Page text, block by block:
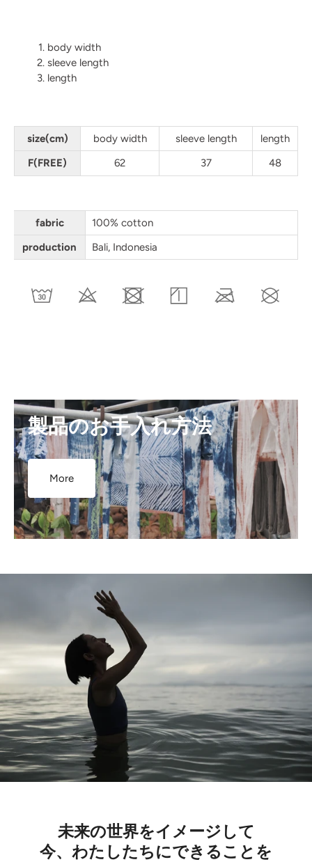
body width
sleeve length
length
size(cm) body width sleeve length
length
F(FREE)
62 37 48
fabric
100% cotton
production
Bali, Indonesia
製品のお手入れ方法
More
未来の世界をイメージして
今、わたしたちにできることを